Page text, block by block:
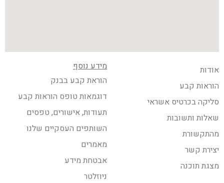
אודות
הוראות קבע
סליקה בכרטיס אשראי
שאלות ותשובות
מהתקשורת
יצירת קשר
מצגת תוכנה
מידע נוסף
הוראת קבע בבנק
דוגמאות טופס הוראות קבע
תעודות, אישורים, טפסים
השותפים העסקיים שלנו
מאמרים
אבטחת מידע
ניוזלטר